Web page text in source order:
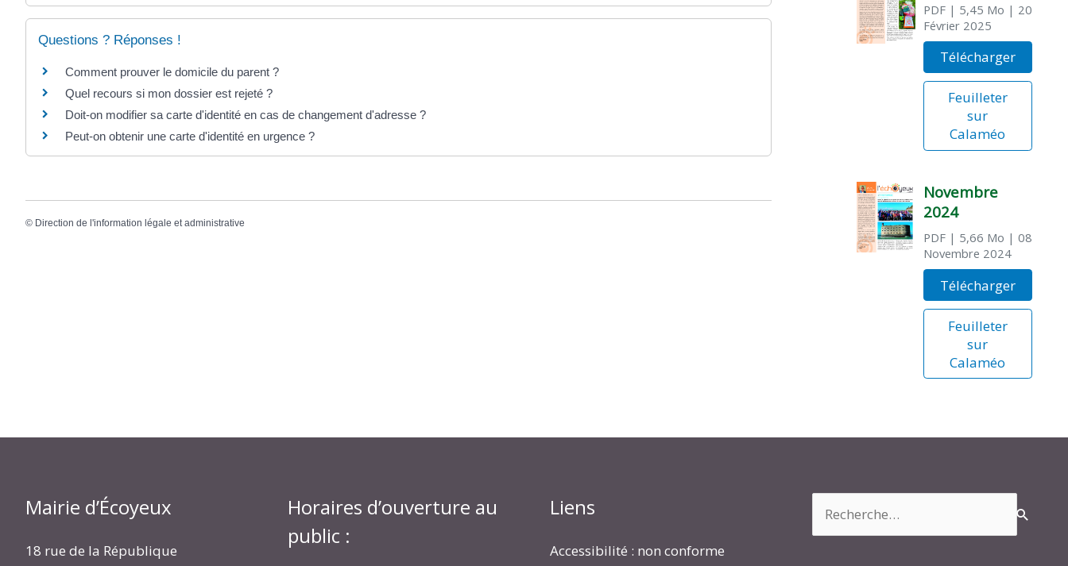
Questions ? Réponses !
Comment prouver le domicile du parent ?
Quel recours si mon dossier est rejeté ?
Doit-on modifier sa carte d'identité en cas de changement d'adresse ?
Peut-on obtenir une carte d'identité en urgence ?
© Direction de l'information légale et administrative
PDF| 5,45 Mo | 20
Février 2025
Télécharger
Feuilleter
sur
Calaméo
Novembre
2024
PDF| 5,66 Mo | 08
Novembre 2024
Télécharger
Feuilleter
sur
Calaméo
Mairie d’Écoyeux
18 rue de la République
Horaires d’ouverture au
public :
Liens
Accessibilité : non conforme